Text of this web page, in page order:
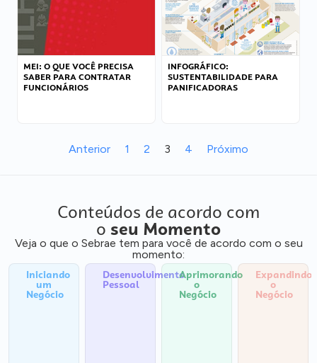
MEI: O QUE VOCÊ PRECISA
SABER PARA CONTRATAR
FUNCIONÁRIOS
INFOGRÁFICO:
SUSTENTABILIDADE PARA
PANIFICADORAS
Anterior 1 2 3 4 Próximo
Conteúdos de acordo com
o seu Momento
Veja o que o Sebrae tem para você de acordo com o seu
momento:
Iniciando
um
Negócio
Desenvolvimento
Pessoal
Aprimorando
o
Negócio
Expandindo
o
Negócio